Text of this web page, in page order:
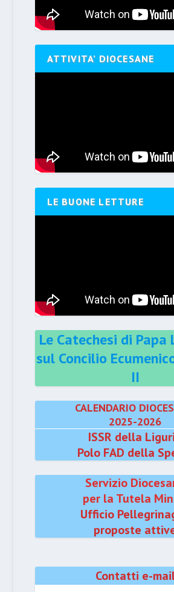
ATTIVITA’ DIOCESANE
LE BUONE LETTURE
Le Catechesi di Papa
sul Concilio
II
CALENDARIO
2025-2026
ISSR della
Polo FAD della
Servizio
per la Tutela
Ufficio
proposte
Contatti e-